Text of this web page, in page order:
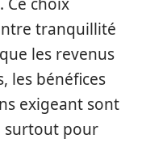
tranquillité
les revenus
les bénéfices
exigeant sont
surtout pour